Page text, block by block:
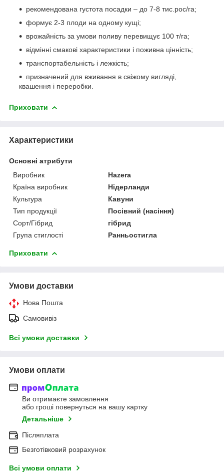
рекомендована густота посадки – до 7-8 тис.рос/га;
формує 2-3 плоди на одному кущі;
врожайність за умови поливу перевищує 100 т/га;
відмінні смакові характеристики і поживна цінність;
транспортабельність і лежкість;
призначений для вживання в свіжому вигляді,
квашення і переробки.
Приховати
Характеристики
Основні атрибути
Виробник
Hazera
Країна виробник
Нідерланди
Культура
Кавуни
Тип продукції
Посівний (насіння)
Сорт/Гібрид
гібрид
Група стиглості
Ранньостигла
Приховати
Умови доставки
Нова Пошта
Самовивіз
Всі умови доставки
Умови оплати
Ви отримаєте замовлення
або гроші повернуться на вашу картку
Детальніше
Післяплата
Безготівковий розрахунок
Всі умови оплати